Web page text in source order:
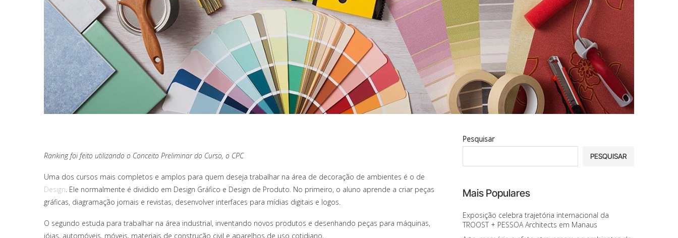
Ranking foi feito utilizando o Conceito Preliminar do Curso, o CPC
Uma dos cursos mais completos e amplos para quem deseja trabalhar na área de decoração de ambientes é o de
Design. Ele normalmente é dividido em Design Gráfico e Design de Produto. No primeiro, o aluno aprende a criar peças
gráficas, diagramação jornais e revistas, desenvolver interfaces para mídias digitais e logos.
O segundo estuda para trabalhar na área industrial, inventando novos produtos e desenhando peças para máquinas,
jóias, automóveis, móveis, materiais de construção civil e aparelhos de uso cotidiano.
Pesquisar
PESQUISAR
Mais Populares
Exposição celebra trajetória internacional da
TROOST + PESSOA Architects em Manaus